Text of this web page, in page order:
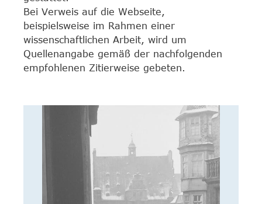
Bei Verweis auf die Webseite,
beispielsweise im Rahmen einer
wissenschaftlichen Arbeit, wird um
Quellenangabe gemäß der nachfolgenden
empfohlenen Zitierweise gebeten.